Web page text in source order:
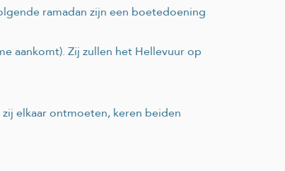
ramadan zijn een boetedoening
aankomt). Zij zullen het Hellevuur op
elkaar ontmoeten, keren beiden